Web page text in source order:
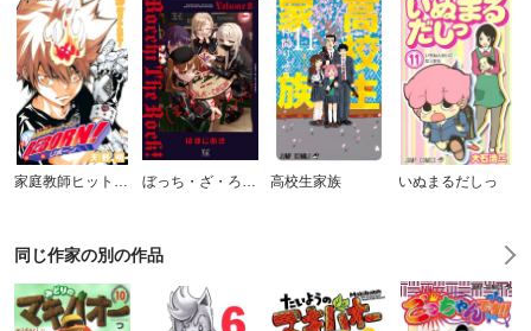
家庭教師ヒットマンREBORN! モノクロ版 ぼっち・ざ・ろっく！ 高校生家族 いぬまるだしっ
同じ作家の別の作品